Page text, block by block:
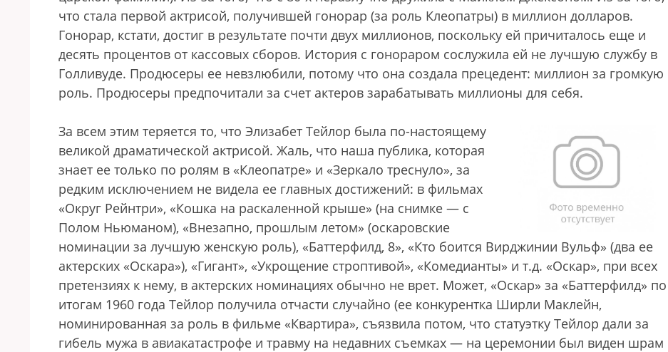
что стала первой актрисой, получившей гонорар (за роль Клеопатры) в миллион долларов.
Гонорар, кстати, достиг в результате почти двух миллионов, поскольку ей причиталось еще и
десять процентов от кассовых сборов. История с гонораром сослужила ей не лучшую службу в
Голливуде. Продюсеры ее невзлюбили, потому что она создала прецедент: миллион за громкую
роль. Продюсеры предпочитали за счет актеров зарабатывать миллионы для себя.
За всем этим теряется то, что Элизабет Тейлор была по-настоящему
великой драматической актрисой. Жаль, что наша публика, которая
знает ее только по ролям в «Клеопатре» и «Зеркало треснуло», за
редким исключением не видела ее главных достижений: в фильмах
«Округ Рейнтри», «Кошка на раскаленной крыше» (на снимке — с
Полом Ньюманом), «Внезапно, прошлым летом» (оскаровские
номинации за лучшую женскую роль), «Баттерфилд, 8», «Кто боится Вирджинии Вульф» (два ее
актерских «Оскара»), «Гигант», «Укрощение строптивой», «Комедианты» и т.д. «Оскар», при всех
претензиях к нему, в актерских номинациях обычно не врет. Может, «Оскар» за «Баттерфилд» по
итогам 1960 года Тейлор получила отчасти случайно (ее конкурентка Ширли Маклейн,
номинированная за роль в фильме «Квартира», съязвила потом, что статуэтку Тейлор дали за
гибель мужа в авиакатастрофе и травму на недавних съемках — на церемонии был виден шрам